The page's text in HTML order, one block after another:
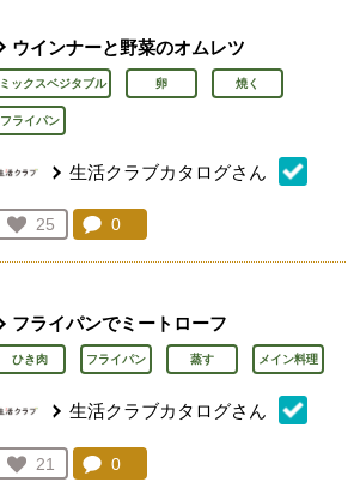
ウインナーと野菜のオムレツ
ミックスベジタブル 卵 焼く
フライパン
生活クラブカタログさん
お気に入り登録：
25
人が登録
コメント：
0
フライパンでミートローフ
ひき肉 フライパン 蒸す メイン料理
生活クラブカタログさん
お気に入り登録：
21
人が登録
コメント：
0